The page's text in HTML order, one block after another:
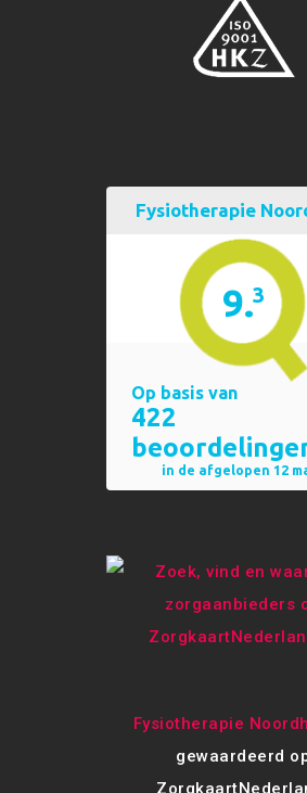
Fysiotherapie
gewaardeerd